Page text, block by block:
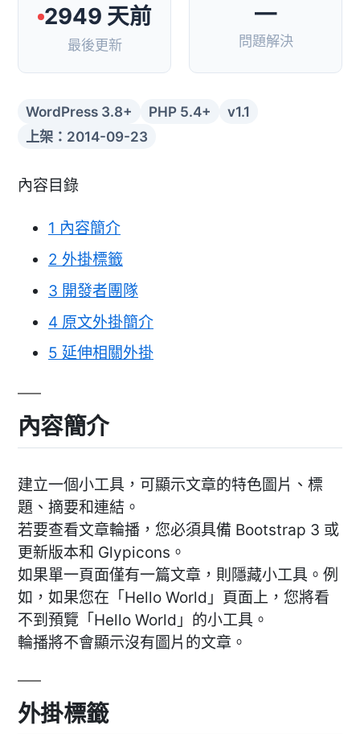
2949 天前
最後更新
—
問題解決
WordPress 3.8+ PHP 5.4+
v1.1
上架：2014-09-23
內容目錄
1 內容簡介
2 外掛標籤
3 開發者團隊
4 原文外掛簡介
5 延伸相關外掛
內容簡介
建立一個小工具，可顯示文章的特色圖片、標
題、摘要和連結。
若要查看文章輪播，您必須具備 Bootstrap 3 或
更新版本和 Glypicons。
如果單一頁面僅有一篇文章，則隱藏小工具。例
如，如果您在「Hello World」頁面上，您將看
不到預覽「Hello World」的小工具。
輪播將不會顯示沒有圖片的文章。
外掛標籤